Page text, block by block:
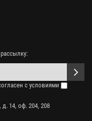
с условиями
14, оф. 204, 208